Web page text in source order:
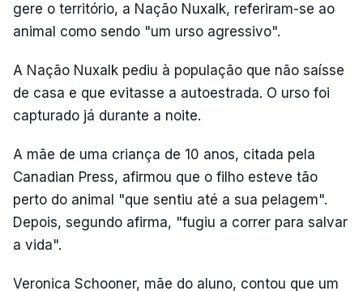
gere o território, a Nação Nuxalk, referiram-se ao
animal como sendo "um urso agressivo".
A Nação Nuxalk pediu à população que não saísse
de casa e que evitasse a autoestrada. O urso foi
capturado já durante a noite.
A mãe de uma criança de 10 anos, citada pela
Canadian Press, afirmou que o filho esteve tão
perto do animal "que sentiu até a sua pelagem".
Depois, segundo afirma, "fugiu a correr para salvar
a vida".
Veronica Schooner, mãe do aluno, contou que um